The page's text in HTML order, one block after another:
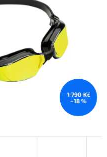
1 790 Kč
–18 %